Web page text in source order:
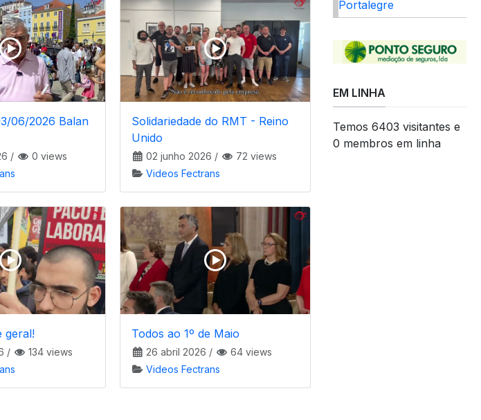
06/2026 Balan
/
0 views
Solidariedade do RMT - Reino
Unido
02 junho 2026 /
72 views
Videos Fectrans
geral!
/
134 views
Todos ao 1º de Maio
26 abril 2026 /
64 views
Videos Fectrans
Portalegre
EM LINHA
Temos 6403 visitantes e
0 membros em linha